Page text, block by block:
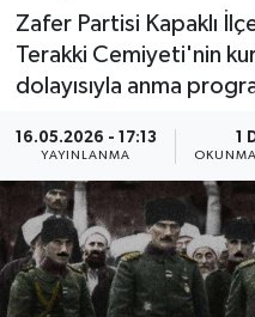
Zafer Partisi Kapaklı
Terakki Cemiyeti'nin
dolayısıyla anma
16.05.2026 - 17:13
YAYINLANMA
1
OKUNMA
Siyaset
Ekonomi
Sağlık
Tüm Manşetler
Haber Arşivi